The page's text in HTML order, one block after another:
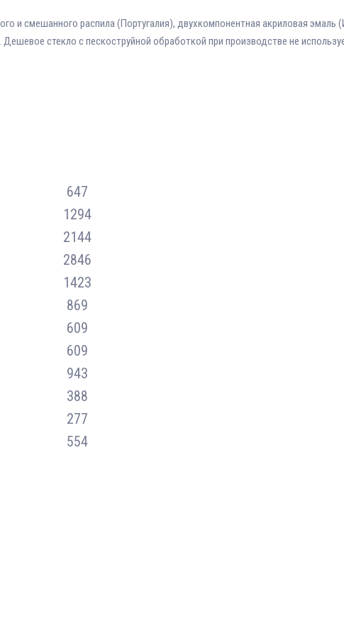
и смешанного распила (Португалия), двухкомпонентная акриловая эмаль
стекло с пескоструйной обработкой при производстве не
647
1294
2144
2846
1423
869
609
609
943
388
277
554